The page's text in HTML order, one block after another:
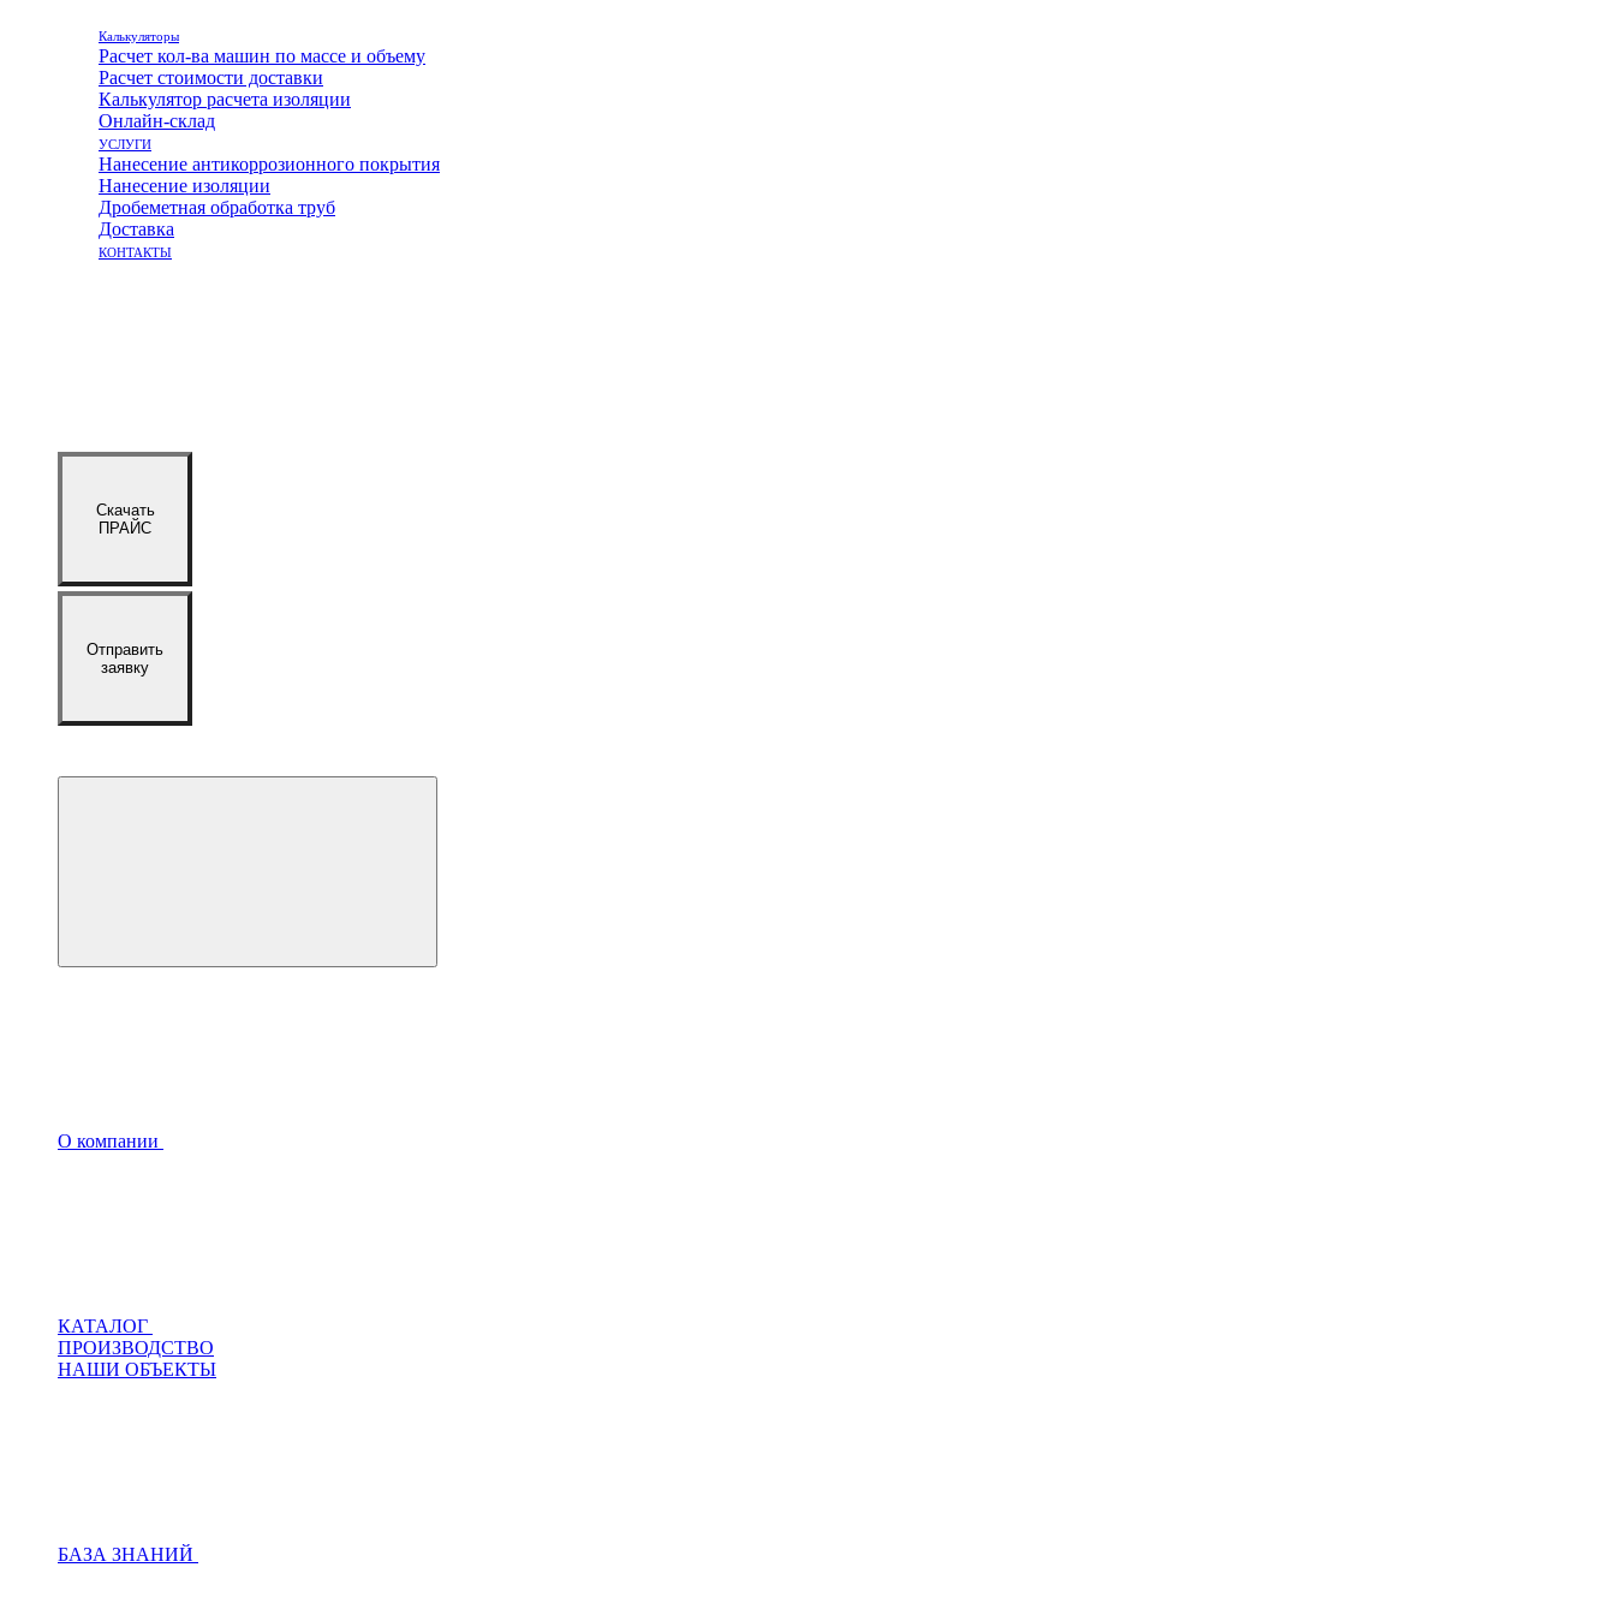
Калькуляторы
Расчет кол-ва машин по массе и объему
Расчет стоимости доставки
Калькулятор расчета изоляции
Онлайн-склад
УСЛУГИ
Нанесение антикоррозионного покрытия
Нанесение изоляции
Дробеметная обработка труб
Доставка
КОНТАКТЫ
Скачать
ПРАЙС
Отправить
заявку
О компании
КАТАЛОГ
ПРОИЗВОДСТВО
НАШИ ОБЪЕКТЫ
БАЗА ЗНАНИЙ